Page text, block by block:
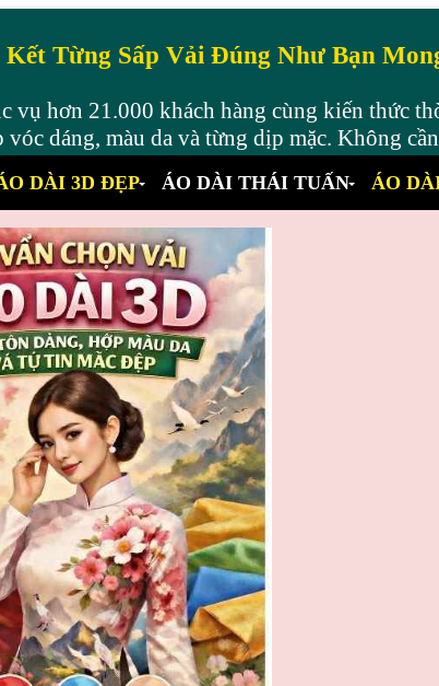
Từng Sấp Vải Đúng Như Bạn
vụ hơn 21.000 khách hàng cùng kiến thức
vóc dáng, màu da và từng dịp mặc. Không
DÀI 3D ĐẸP ÁO DÀI THÁI TUẤN ÁO